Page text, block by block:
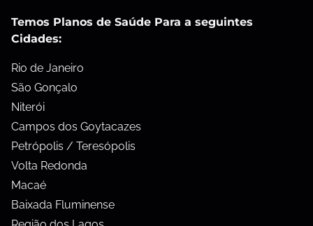
Temos Planos de Saúde Para a seguintes
Cidades:
Rio de Janeiro
São Gonçalo
Niterói
Campos dos Goytacazes
Petrópolis / Teresópolis
Volta Redonda
Macaé
Baixada Fluminense